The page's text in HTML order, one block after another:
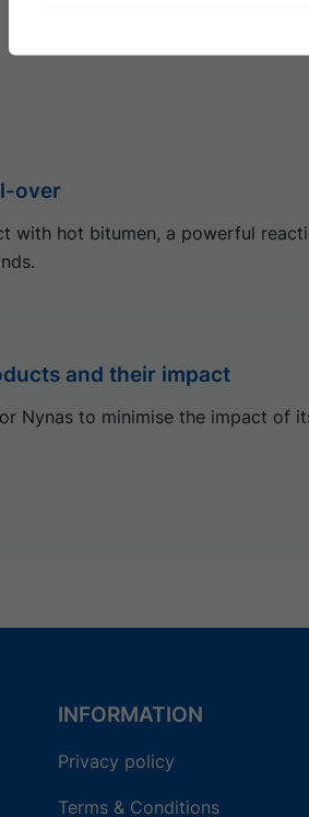
over
with hot bitumen, a powerful
and their impact
Nynas to minimise the impact of
INFORMATION
Privacy policy
Terms & Conditions